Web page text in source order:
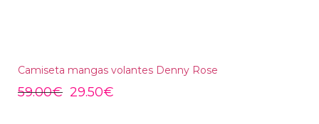
Camiseta mangas volantes Denny Rose
59.00€ 29.50€